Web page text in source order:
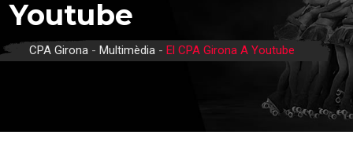
Youtube
CPA Girona - Multimèdia - El CPA Girona A Youtube